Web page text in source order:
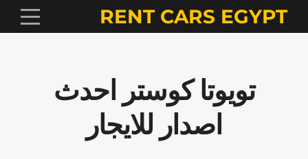
RENT CARS EGYPT
تويوتا كوستر احدث
اصدار للايجار